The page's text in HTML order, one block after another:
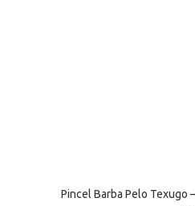
Pincel Barba Pelo Texugo